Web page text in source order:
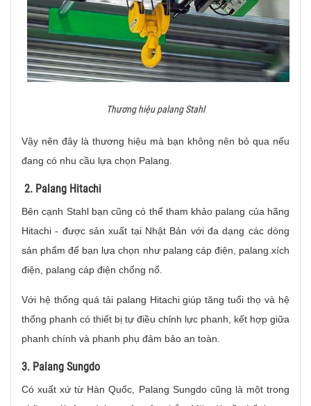
Thương hiệu palang Stahl
Vậy nên đây là thương hiệu mà bạn không nên bỏ qua nếu
đang có nhu cầu lựa chọn Palang.
2. Palang Hitachi
Bên cạnh Stahl bạn cũng có thể tham khảo palang của hãng
Hitachi - được sản xuất tại Nhật Bản với đa dạng các dòng
sản phẩm để bạn lựa chọn như palang cáp điện, palang xích
điện, palang cáp điện chống nổ.
Với hệ thống quá tải palang Hitachi giúp tăng tuổi thọ và hệ
thống phanh có thiết bị tự điều chỉnh lực phanh, kết hợp giữa
phanh chính và phanh phụ đảm bảo an toàn.
3. Palang Sungdo
Có xuất xứ từ Hàn Quốc, Palang Sungdo cũng là một trong